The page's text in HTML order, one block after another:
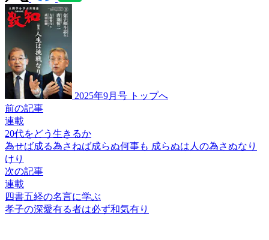
2025年9月号 トップへ
前の記事
連載
20代をどう生きるか
為せば成る為さねば成らぬ何事も 成らぬは人の為さぬなり
けり
次の記事
連載
四書五経の名言に学ぶ
孝子の深愛有る者は必ず和気有り